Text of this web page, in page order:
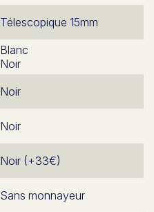
Télescopique 15mm
Blanc
Noir
Noir
Noir
Noir (+33€)
Sans monnayeur